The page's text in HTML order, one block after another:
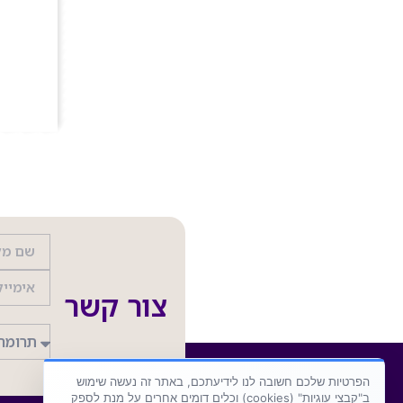
צור קשר
הפרטיות שלכם חשובה לנו לידיעתכם, באתר זה נעשה שימוש
ב"קבצי עוגיות" (cookies) וכלים דומים אחרים על מנת לספק